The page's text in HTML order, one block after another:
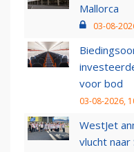
Mallorca
03-08-
voor bod
03-08-2026,
WestJet
vlucht naar